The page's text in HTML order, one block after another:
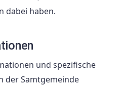
dabei haben.
und spezifische
der Samtgemeinde